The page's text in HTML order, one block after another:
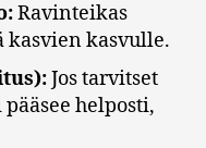
Ravinteikas
kasvien kasvulle.
Jos tarvitset
helposti,